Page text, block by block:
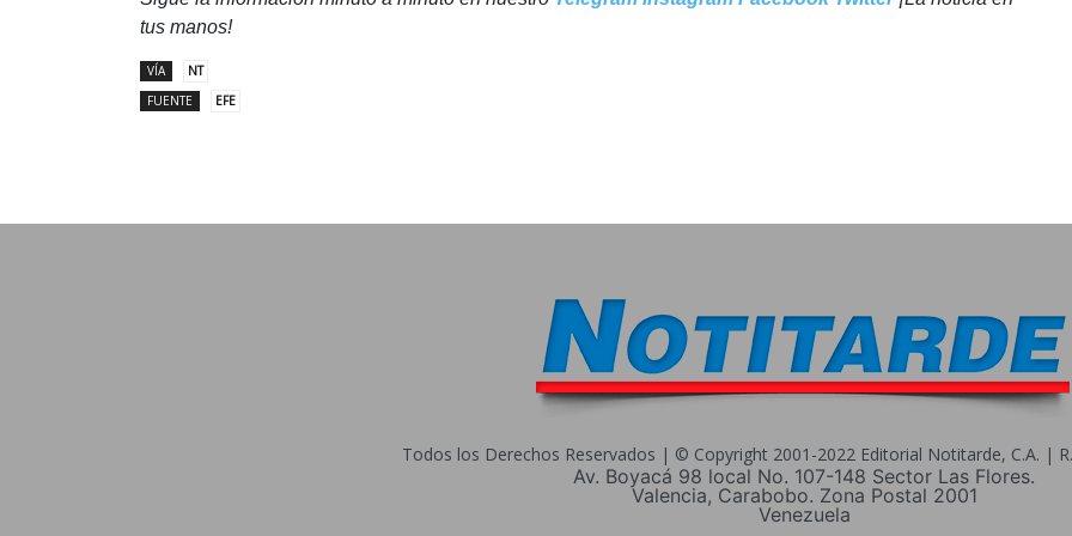
tus manos!
VÍA
NT
FUENTE
EFE
Todos los Derechos Reservados | © Copyright 2001-2022 Editorial Notitarde, C.A. |
Av. Boyacá 98 local No. 107-148 Sector Las Flores.
Valencia, Carabobo. Zona Postal 2001
Venezuela